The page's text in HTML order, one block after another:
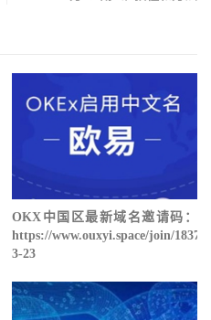
OKX中国区最新域名邀请码：
https://www.ouxyi.space/join/
3-23